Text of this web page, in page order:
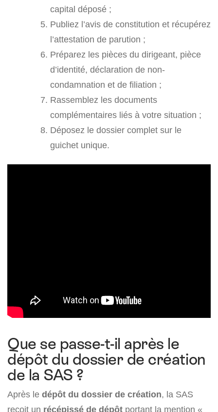
capital déposé ;
Publiez l’avis de constitution et récupérez
l’attestation de parution ;
Préparez les pièces du dirigeant, pièce
d’identité, déclaration de non-
condamnation et de filiation ;
Rassemblez les documents
complémentaires liés à votre situation ;
Déposez le dossier complet sur le
guichet unique.
Que se passe-t-il après le
dépôt du dossier de création
de la SAS ?
Après le dépôt du dossier de création, la SAS
reçoit un récépissé de dépôt portant la mention «